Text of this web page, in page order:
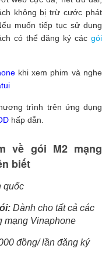
không bị trừ cước phát
muốn tiếp tục sử dụng
có thể đăng ký các gói
khi xem phim và nghe
trình trên ứng dụng
hấp dẫn.
về gói M2 mạng
biết
quốc
Dành cho tất cả các
mạng Vinaphone
đồng/ lần đăng ký